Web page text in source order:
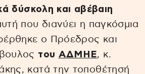
δύσκολη και αβέβαιη
που διανύει η παγκόσμια
ο Πρόεδρος και
του ΑΔΜΗΕ, κ.
κατά την τοποθέτησή